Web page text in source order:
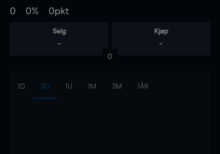
0 0% 0pkt
Selg
-
Kjøp
-
0
1D 3D 1U 1M 3M 1ÅR